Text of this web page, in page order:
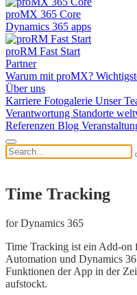
proMX 365 Core
Dynamics 365 apps
proRM Fast Start
Partner
Warum mit proMX?
Über uns
Karriere Fotogalerie Unser
Verantwortung Standorte
Referenzen Blog
Time Tracking
for Dynamics 365
Time Tracking ist ein Add-on
Automation und Dynamics
Funktionen der App in der
aufstockt.